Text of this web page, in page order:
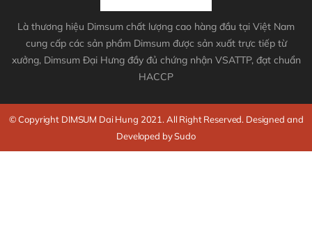
Là thương hiệu Dimsum chất lượng cao hàng đầu tại Việt Nam
cung cấp các sản phẩm Dimsum được sản xuất trực tiếp từ
xưởng, Dimsum Đại Hưng đầy đủ chứng nhận VSATTP, đạt chuẩn
HACCP
© Copyright DIMSUM Dai Hung 2021. All Right Reserved. Designed and
Developed by Sudo